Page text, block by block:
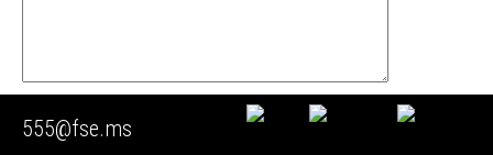
Ваш Email*
555@fse.ms